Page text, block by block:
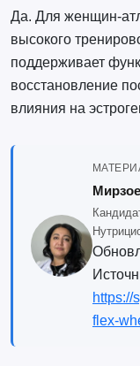
Да. Для женщин-
высокого
поддерживает
восстановление
влияния на
https://
flex-